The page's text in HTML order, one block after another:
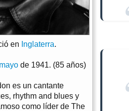
en Inglaterra.
de 1941. (85 años)
es un cantante
rhythm and blues y
como líder de The